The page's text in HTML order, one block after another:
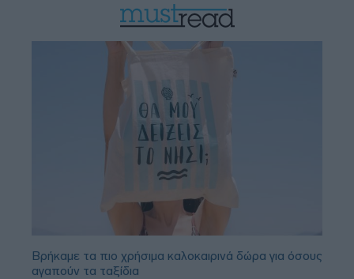
Βρήκαμε τα πιο χρήσιμα καλοκαιρινά δώρα για όσους
αγαπούν τα ταξίδια